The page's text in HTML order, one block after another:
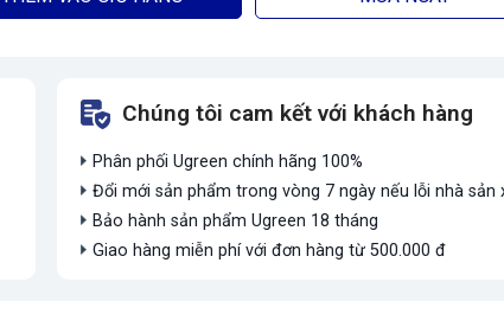
Chúng tôi cam kết với khách hàng
Phân phối Ugreen chính hãng 100%
Đổi mới sản phẩm trong vòng 7 ngày nếu lỗi nhà sản
Bảo hành sản phẩm Ugreen 18 tháng
Giao hàng miễn phí với đơn hàng từ 500.000 đ